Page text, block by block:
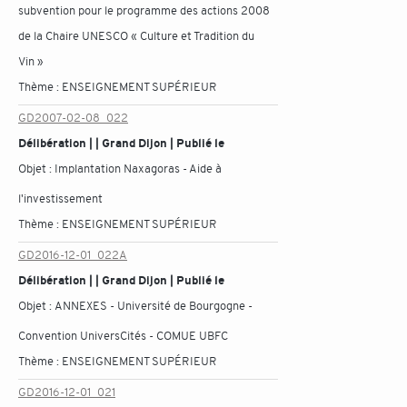
subvention pour le programme des actions 2008
de la Chaire UNESCO « Culture et Tradition du
Vin »
Thème : ENSEIGNEMENT SUPÉRIEUR
GD2007-02-08_022
Délibération | | Grand Dijon | Publié le
Objet : Implantation Naxagoras - Aide à
l'investissement
Thème : ENSEIGNEMENT SUPÉRIEUR
GD2016-12-01_022A
Délibération | | Grand Dijon | Publié le
Objet : ANNEXES - Université de Bourgogne -
Convention UniversCités - COMUE UBFC
Thème : ENSEIGNEMENT SUPÉRIEUR
GD2016-12-01_021